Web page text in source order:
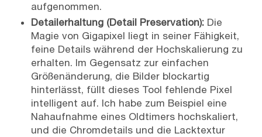
aufgenommen.
Detailerhaltung (Detail Preservation):Die
Magie von Gigapixel liegt in seiner Fähigkeit,
feine Details während der Hochskalierung zu
erhalten. Im Gegensatz zur einfachen
Größenänderung, die Bilder blockartig
hinterlässt, füllt dieses Tool fehlende Pixel
intelligent auf. Ich habe zum Beispiel eine
Nahaufnahme eines Oldtimers hochskaliert,
und die Chromdetails und die Lacktextur